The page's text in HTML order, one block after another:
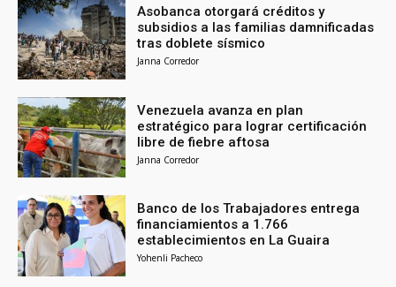
Asobanca otorgará créditos y
subsidios a las familias damnificadas
tras doblete sísmico
Janna Corredor
Venezuela avanza en plan
estratégico para lograr certificación
libre de fiebre aftosa
Janna Corredor
Banco de los Trabajadores entrega
financiamientos a 1.766
establecimientos en La Guaira
Yohenli Pacheco